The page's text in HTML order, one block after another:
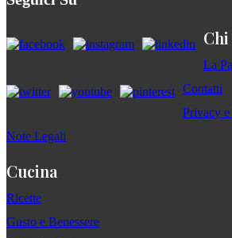
La
Contatti
Privacy
Note Legali
Cucina
Ricette
Gusto e Benessere